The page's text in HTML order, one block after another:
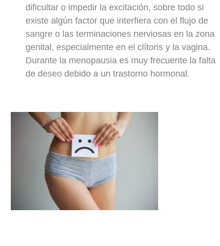
dificultar o impedir la excitación, sobre todo si
existe algún factor que interfiera con el flujo de
sangre o las terminaciones nerviosas en la zona
genital, especialmente en el clítoris y la vagina.
Durante la menopausia es muy frecuente la falta
de deseo debido a un trastorno hormonal.